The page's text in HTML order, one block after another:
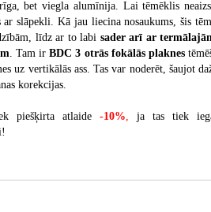
bet viegla alumīnija. Lai tēmēklis
slāpekli. Kā jau liecina nosaukums, šis
līdz ar to labi sader arī ar
. Tam ir BDC 3 otrās fokālās plaknes
uz vertikālās ass. Tas var noderēt, šaujot
korekcijas.
piešķirta atlaide-10%, ja tas tiek